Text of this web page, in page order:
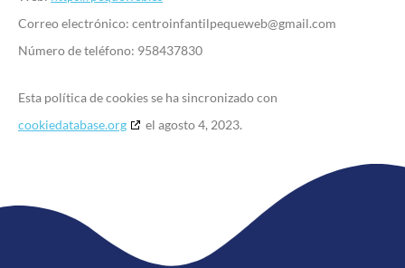
Correo electrónico: centroinfantilpequeweb@gmail.com
Número de teléfono: 958437830
Esta política de cookies se ha sincronizado con
cookiedatabase.org
el agosto 4, 2023.